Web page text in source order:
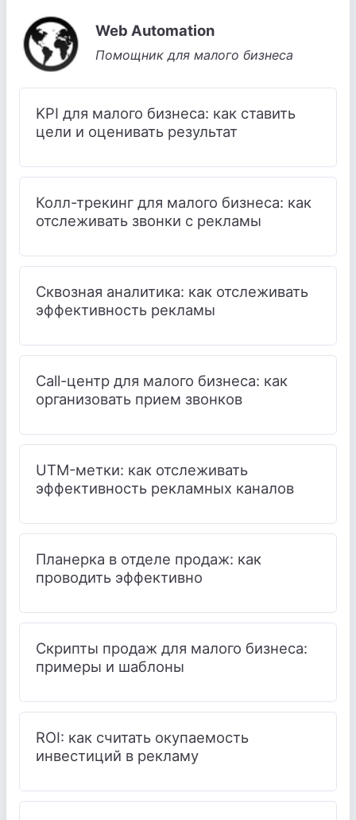
Web Automation
Помощник для малого бизнеса
KPI для малого бизнеса: как ставить
цели и оценивать результат
Колл-трекинг для малого бизнеса: как
отслеживать звонки с рекламы
Сквозная аналитика: как отслеживать
эффективность рекламы
Call-центр для малого бизнеса: как
организовать прием звонков
UTM-метки: как отслеживать
эффективность рекламных каналов
Планерка в отделе продаж: как
проводить эффективно
Скрипты продаж для малого бизнеса:
примеры и шаблоны
ROI: как считать окупаемость
инвестиций в рекламу